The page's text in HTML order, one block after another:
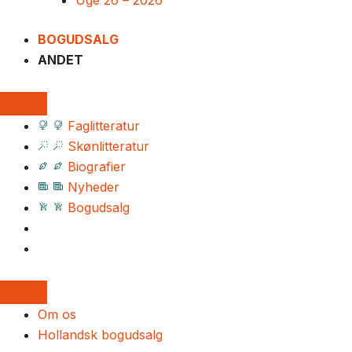
BOGUDSALG
ANDET
Faglitteratur
Skønlitteratur
Biografier
Nyheder
Bogudsalg
Om os
Hollandsk bogudsalg